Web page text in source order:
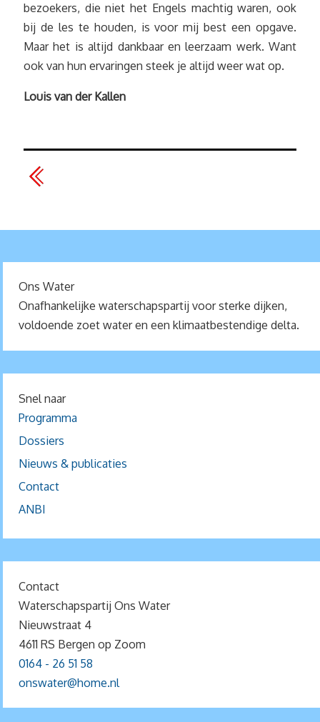
bezoekers, die niet het Engels machtig waren, ook
bij de les te houden, is voor mij best een opgave.
Maar het is altijd dankbaar en leerzaam werk. Want
ook van hun ervaringen steek je altijd weer wat op.
Louis van der Kallen
Ons Water
Onafhankelijke waterschapspartij voor sterke dijken,
voldoende zoet water en een klimaatbestendige delta.
Snel naar
Programma
Dossiers
Nieuws & publicaties
Contact
ANBI
Contact
Waterschapspartij Ons Water
Nieuwstraat 4
4611 RS Bergen op Zoom
0164 - 26 51 58
onswater@home.nl